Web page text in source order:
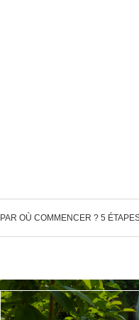
PAR OÙ COMMENCER ? 5